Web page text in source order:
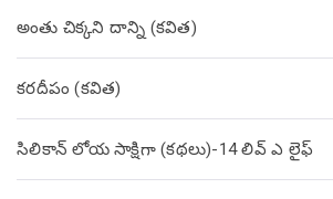
అంతు చిక్కని దాన్ని (కవిత)
కరదీపం (కవిత)
సిలికాన్ లోయ సాక్షిగా (కథలు)-14 లివ్ ఎ లైఫ్